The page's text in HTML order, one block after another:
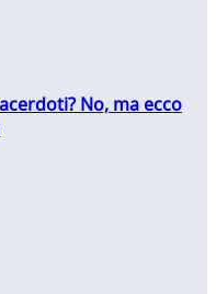
No, ma ecco